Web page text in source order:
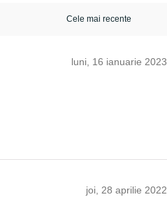
luni, 16 ianuarie 2023
joi, 28 aprilie 2022